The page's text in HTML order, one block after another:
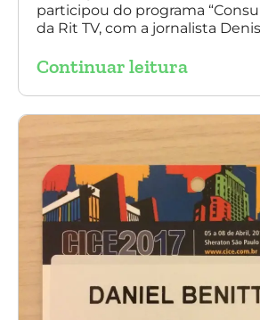
participou do programa
da Rit TV, com a jornalista
Continuar leitura